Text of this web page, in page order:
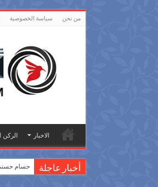
من نحن سياسة الخصوصية
الاخبار
أخبار عاجلة حسام حسني